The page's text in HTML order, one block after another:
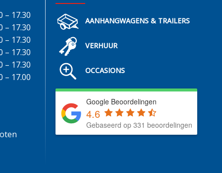
– 17.30
– 17.30
– 17.30
– 17.30
– 17.30
– 17.00
AANHANGWAGENS & TRAILERS
VERHUUR
OCCASIONS
Google Beoordelingen
4.6
Gebaseerd op 331 beoordelingen